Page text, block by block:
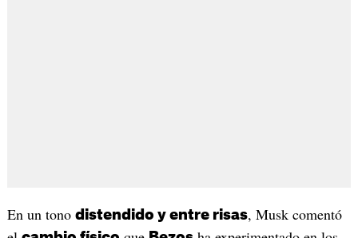
En un tono distendido y entre risas, Musk comentó